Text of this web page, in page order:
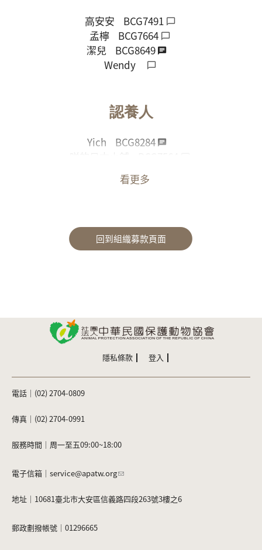
高安安
BCG7491
孟檸
BCG7664
潔兒
BCG8649
Wendy
認養人
Yich
BCG8284
BCG7664
Mio看更多
回到組織募款頁面
隱私條款 登入
電話｜(02) 2704-0809
傳真｜(02) 2704-0991
服務時間｜周一至五09:00~18:00
電子信箱｜ service@apatw.org
地址｜10681臺北市大安區信義路四段263號3樓之6
郵政劃撥帳號｜01296665